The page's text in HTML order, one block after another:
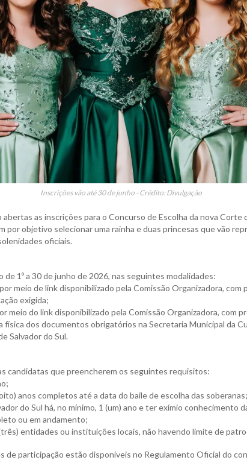
Inscrições vão até 30 de junho - Crédito: Divulgação
as inscrições para o Concurso de Escolha da nova Corte
por objetivo selecionar uma rainha e duas princesas que vão
oficiais.
1º a 30 de junho de 2026, nas seguintes modalidades:
meio de link disponibilizado pela Comissão Organizadora,
exigida;
meio do link disponibilizado pela Comissão Organizadora, com
dos documentos obrigatórios na Secretaria Municipal da
Salvador do Sul.
candidatas que preencherem os seguintes requisitos:
anos completos até a data do baile de escolha das soberanas;
do Sul há, no mínimo, 1 (um) ano e ter exímio conhecimento
ou em andamento;
entidades ou instituições locais, não havendo limite de
de participação estão disponíveis no Regulamento Oficial do